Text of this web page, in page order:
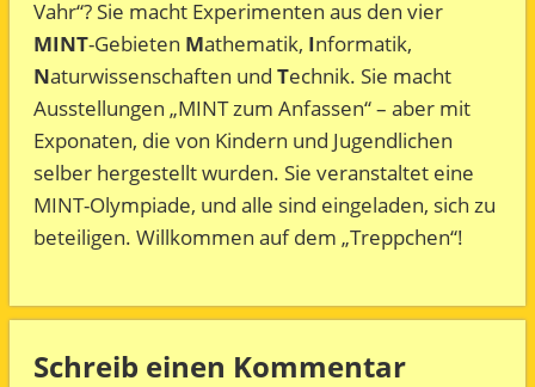
Vahr“? Sie macht Experimenten aus den vier
MINT-Gebieten Mathematik, Informatik,
Naturwissenschaften und Technik. Sie macht
Ausstellungen „MINT zum Anfassen“ – aber mit
Exponaten, die von Kindern und Jugendlichen
selber hergestellt wurden. Sie veranstaltet eine
MINT-Olympiade, und alle sind eingeladen, sich zu
beteiligen. Willkommen auf dem „Treppchen“!
Schreib einen Kommentar